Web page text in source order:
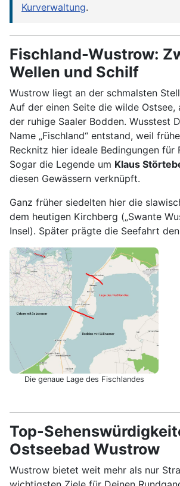
Kurverwaltung.
Fischland-Wustrow:
Wellen und Schilf
Wustrow liegt an der schmalsten
Auf der einen Seite die wilde Ostsee,
der ruhige Saaler Bodden. Wusstest
Name „Fischland“ entstand, weil
Recknitz hier ideale Bedingungen für
Sogar die Legende um Klaus
diesen Gewässern verknüpft.
Ganz früher siedelten hier die
dem heutigen Kirchberg („Swante
Insel). Später prägte die Seefahrt
Die genaue Lage des Fischlandes
Top-
Ostseebad Wustrow
Wustrow bietet weit mehr als nur